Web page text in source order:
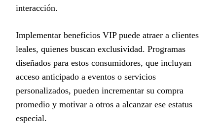
interacción.
Implementar beneficios VIP puede atraer a clientes
leales, quienes buscan exclusividad. Programas
diseñados para estos consumidores, que incluyan
acceso anticipado a eventos o servicios
personalizados, pueden incrementar su compra
promedio y motivar a otros a alcanzar ese estatus
especial.